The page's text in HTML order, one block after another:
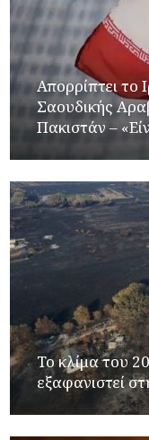
Απορρίπτει το
Σαουδικής
Πακιστάν –
Το κλίμα του
εξαφανιστεί